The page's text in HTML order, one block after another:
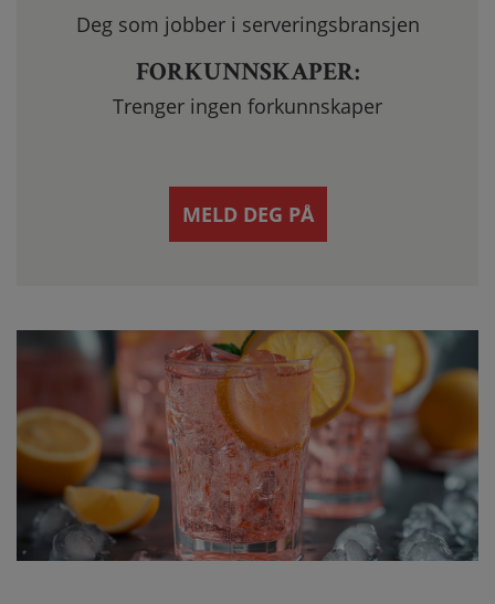
Deg som jobber i serveringsbransjen
FORKUNNSKAPER:
Trenger ingen forkunnskaper
MELD DEG PÅ